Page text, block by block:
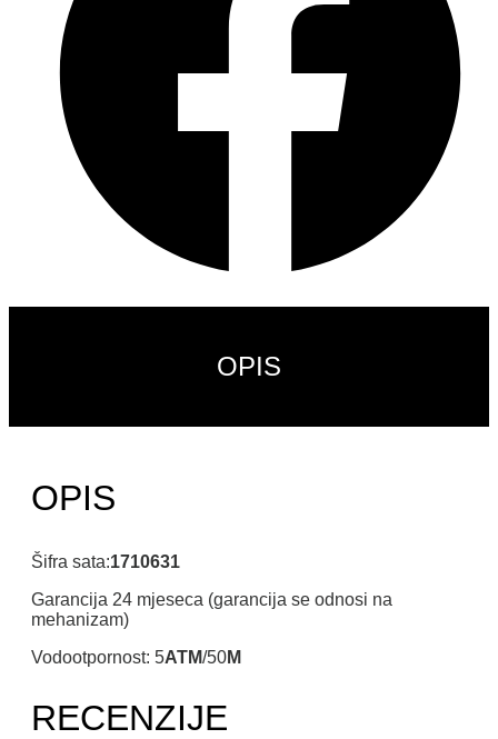
OPIS
OPIS
Šifra sata:1710631
Garancija 24 mjeseca (garancija se odnosi na
mehanizam)
Vodootpornost: 5ATM/50M
RECENZIJE